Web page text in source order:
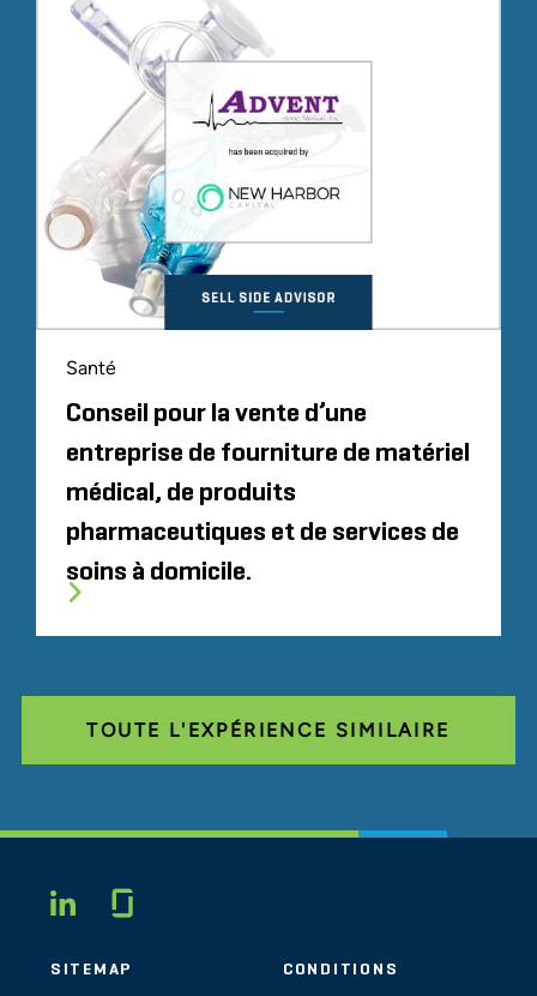
Santé
Conseil pour la vente d’une
entreprise de fourniture de matériel
médical, de produits
pharmaceutiques et de services de
soins à domicile.
TOUTE L'EXPÉRIENCE SIMILAIRE
LINKEDIN
SITEMAP CONDITIONS